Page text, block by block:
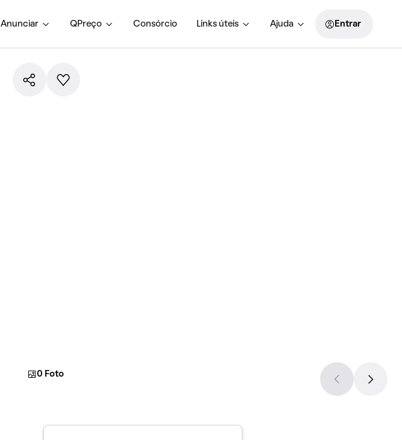
Anunciar QPreço Consórcio Links úteis Ajuda Entrar
0 Foto